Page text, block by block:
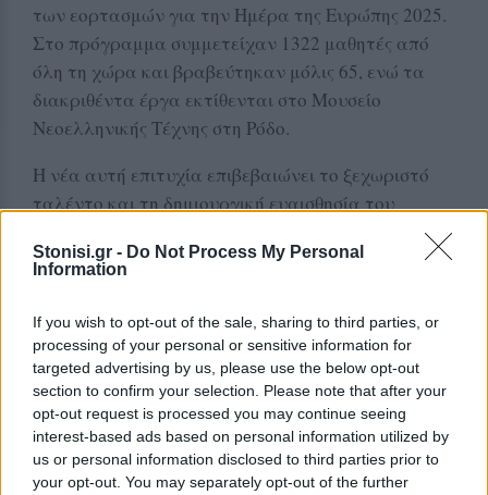
Stonisi.gr - Do Not Process My Personal
Information
If you wish to opt-out of the sale, sharing to third parties, or
processing of your personal or sensitive information for
targeted advertising by us, please use the below opt-out
section to confirm your selection. Please note that after your
opt-out request is processed you may continue seeing
interest-based ads based on personal information utilized by
us or personal information disclosed to third parties prior to
your opt-out. You may separately opt-out of the further
των εορτασμών για την Ημέρα της Ευρώπης 2025.
Στο πρόγραμμα συμμετείχαν 1322 μαθητές από
όλη τη χώρα και βραβεύτηκαν μόλις 65, ενώ τα
διακριθέντα έργα εκτίθενται στο Μουσείο
Νεοελληνικής Τέχνης στη Ρόδο.
Η νέα αυτή επιτυχία επιβεβαιώνει το ξεχωριστό
ταλέντο και τη δημιουργική ευαισθησία του
μαθητή του 15ου Δημοτικού Σχολείου Μυτιλήνης,
που με τα έργα του καταφέρνει να αγγίζει το
από τα χρώματα και τις εικόνες του.
Δείτε περισσότερα άρθρα μας στα αποτελέσματα
αναζήτησης
Add stonisi.gr on Google ↗